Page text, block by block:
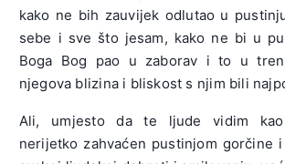
kako ne bih zauvijek odlutao u
sebe i sve što jesam, kako ne bi u
Boga Bog pao u zaborav i to u
njegova blizina i bliskost s njim bili
Ali, umjesto da te ljude vidim
nerijetko zahvaćen pustinjom gorčine